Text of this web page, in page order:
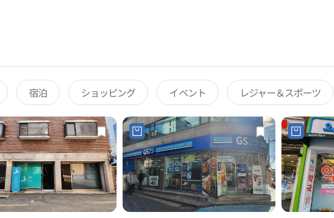
宿泊 ショッピング イベント レジャー＆スポーツ